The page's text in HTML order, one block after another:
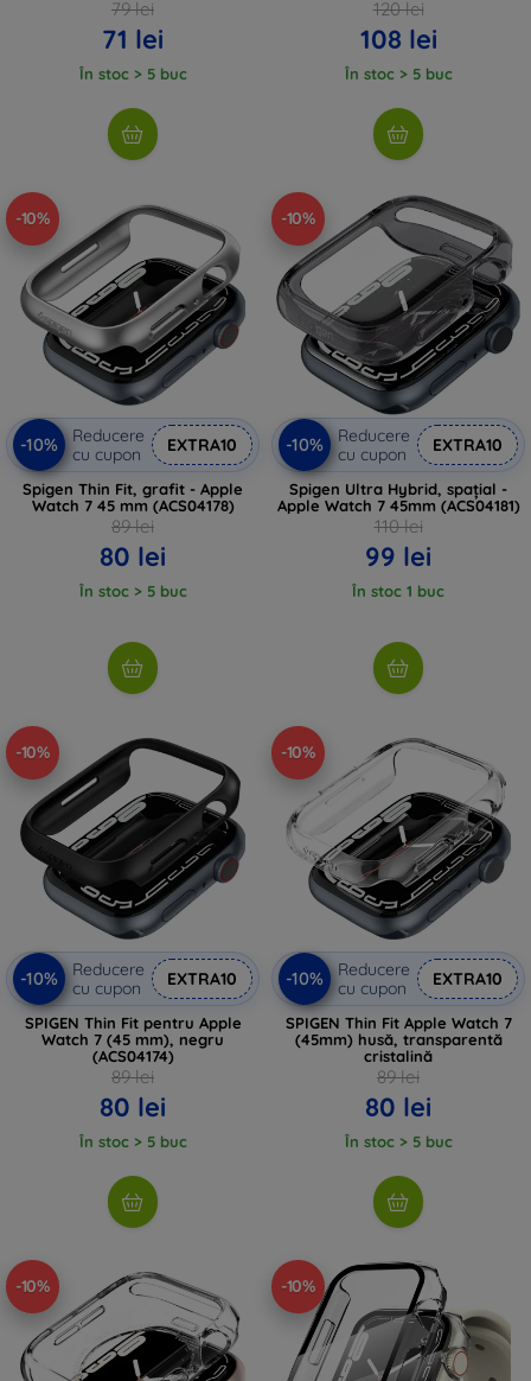
79 lei
71 lei
În stoc > 5 buc
120 lei
108 lei
În stoc > 5 buc
-10%
-10%
Reducere
cu cupon
EXTRA10
Spigen Thin Fit, grafit - Apple
Watch 7 45 mm (ACS04178)
89 lei
80 lei
În stoc > 5 buc
-10%
-10%
Reducere
cu cupon
EXTRA10
Spigen Ultra Hybrid, spațial -
Apple Watch 7 45mm (ACS04181)
110 lei
99 lei
În stoc 1 buc
-10%
-10%
Reducere
cu cupon
EXTRA10
SPIGEN Thin Fit pentru Apple
Watch 7 (45 mm), negru
(ACS04174)
89 lei
80 lei
În stoc > 5 buc
-10%
-10%
Reducere
cu cupon
EXTRA10
SPIGEN Thin Fit Apple Watch 7
(45mm) husă, transparentă
cristalină
89 lei
80 lei
În stoc > 5 buc
-10% -10%